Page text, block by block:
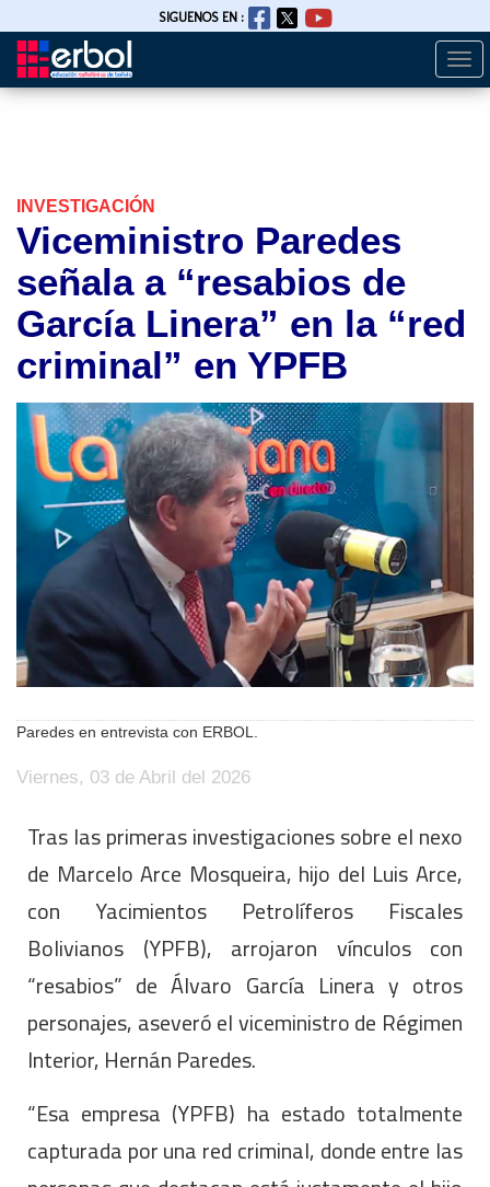
Pasar
SIGUENOS EN :
INVESTIGACIÓN
Viceministro Paredes
señala a “resabios de
García Linera” en la “red
criminal” en YPFB
Paredes en entrevista con ERBOL.
Viernes, 03 de Abril del 2026
Tras las primeras investigaciones sobre el nexo
de Marcelo Arce Mosqueira, hijo del Luis Arce,
con Yacimientos Petrolíferos Fiscales
Bolivianos (YPFB), arrojaron vínculos con
“resabios” de Álvaro García Linera y otros
personajes, aseveró el viceministro de Régimen
Interior, Hernán Paredes.
“Esa empresa (YPFB) ha estado totalmente
capturada por una red criminal, donde entre las